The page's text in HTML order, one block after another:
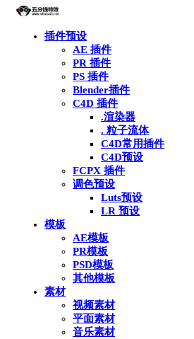
插件预设
AE 插件
PR 插件
PS 插件
Blender插件
C4D 插件
.渲染器
. 粒子流体
C4D常用插件
C4D预设
FCPX 插件
调色预设
Luts预设
LR 预设
模板
AE模板
PR模板
PSD模板
其他模板
素材
视频素材
平面素材
音乐素材